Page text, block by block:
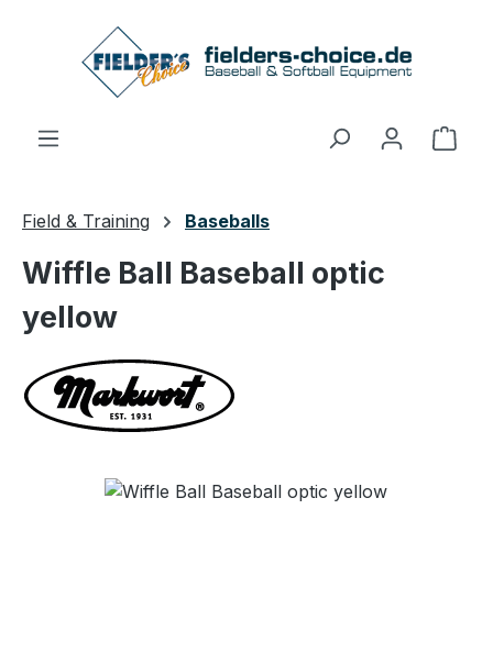
Zum Hauptinhalt springen
Field & Training Baseballs
Wiffle Ball Baseball optic
yellow
Bildergalerie überspringen